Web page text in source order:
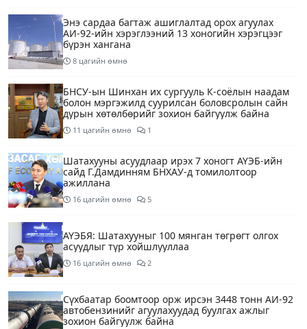
Энэ сардаа багтаж ашиглалтад орох агуулах
АИ-92-ийн хэрэглээний 13 хоногийн хэрэгцээг
бүрэн хангана
8 цагийн өмнө
БНСУ-ын Шинхан их сургууль К-соёлын наадам
болон мэргэжилд суурилсан боловсролын сайн
дурын хөтөлбөрийг зохион байгуулж байна
11 цагийн өмнө 1
Шатахууны асуудлаар ирэх 7 хоногт АҮЭБ-ийн
сайд Г.Дамдинням БНХАУ-д томилолтоор
ажиллана
16 цагийн өмнө 5
АҮЭБЯ: Шатахууныг 100 мянган төгрөгт олгох
асуудлыг түр хойшлууллаа
16 цагийн өмнө 2
Сүхбаатар боомтоор орж ирсэн 3448 тонн АИ-92
автобензинийг агуулахуудад буулгах ажлыг
зохион байгуулж байна